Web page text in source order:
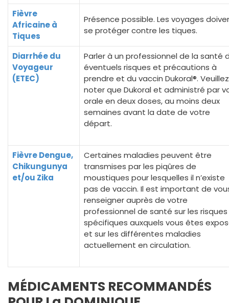
Fièvre
Africaine à
Tiques
Présence possible. Les voyages
se protéger contre les tiques.
Diarrhée du
Voyageur
(ETEC)
Parler à un professionnel de la santé
éventuels risques et précautions à
prendre et du vaccin Dukoral®. Veuillez
noter que Dukoral et administré par
orale en deux doses, au moins deux
semaines avant la date de votre
départ.
Fièvre Dengue,
Chikungunya
et/ou Zika
Certaines maladies peuvent être
transmises par les piqûres de
moustiques pour lesquelles il n’existe
pas de vaccin. Il est important de
renseigner auprès de votre
professionnel de santé sur les risques
spécifiques auxquels vous êtes
et sur les différentes maladies
actuellement en circulation.
MÉDICAMENTS RECOMMANDÉS